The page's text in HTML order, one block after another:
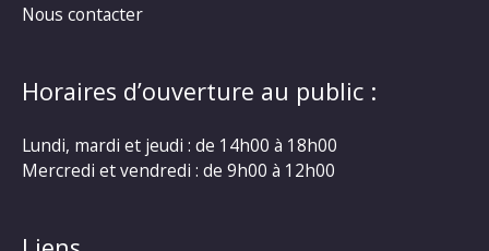
Nous contacter
Horaires d’ouverture au public :
Lundi, mardi et jeudi : de 14h00 à 18h00
Mercredi et vendredi : de 9h00 à 12h00